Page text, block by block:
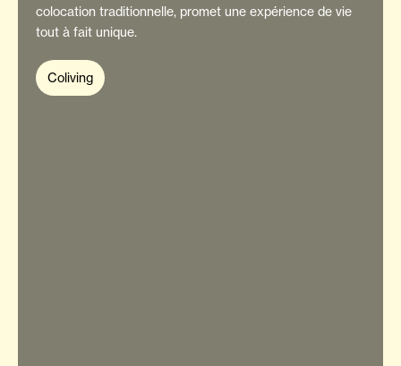
colocation traditionnelle, promet une expérience de vie
tout à fait unique.
Coliving